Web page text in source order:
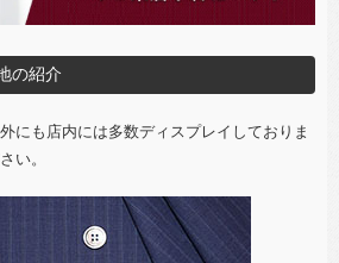
の紹介
にも店内には多数ディスプレイしておりま
い。